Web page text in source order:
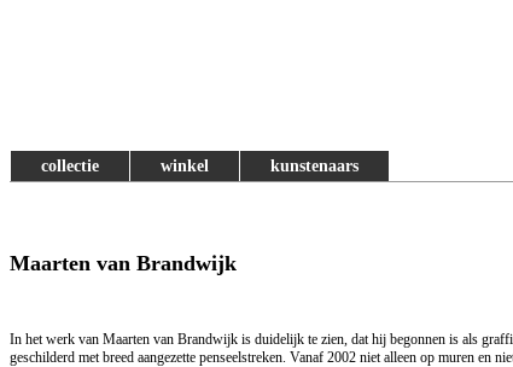
collectie winkel kunstenaars
Maarten van Brandwijk
In het werk van Maarten van Brandwijk is duidelijk te zien, dat hij begonnen is als
geschilderd met breed aangezette penseelstreken. Vanaf 2002 niet alleen op muren en